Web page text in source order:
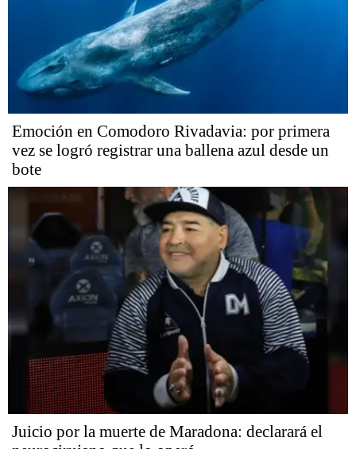
Emoción en Comodoro Rivadavia: por primera
vez se logró registrar una ballena azul desde un
bote
Juicio por la muerte de Maradona: declarará el